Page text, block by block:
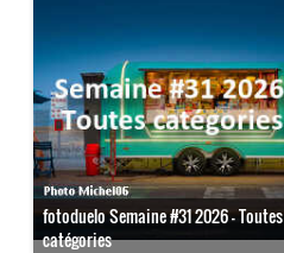
fotoduelo Semaine #31 2026 - Toutes
catégories